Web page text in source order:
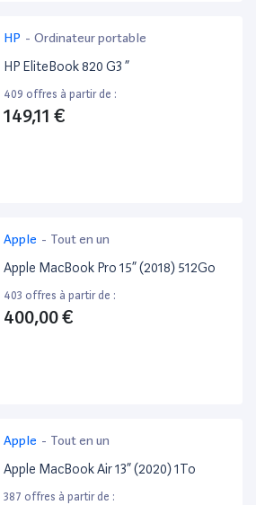
HP - Ordinateur portable
HP EliteBook 820 G3 ”
409 offres à partir de :
149,11 €
Apple - Tout en un
Apple MacBook Pro 15” (2018) 512Go
403 offres à partir de :
400,00 €
Apple - Tout en un
Apple MacBook Air 13” (2020) 1To
387 offres à partir de :